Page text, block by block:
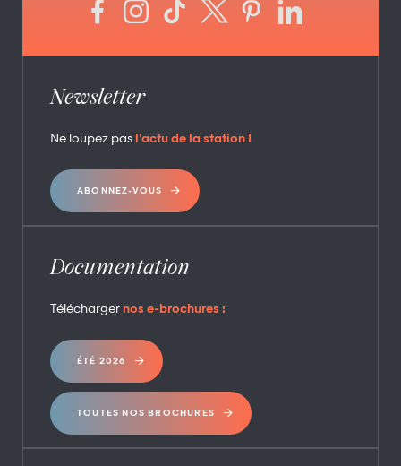
Newsletter
Ne loupez pas l’actu de la station !
ABONNEZ-VOUS
Documentation
Télécharger nos e-brochures :
ÉTÉ 2026
TOUTES NOS BROCHURES